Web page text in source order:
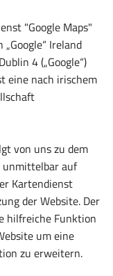
"Google Maps"
Ireland
4 („Google“)
eine nach irischem
von uns zu dem
unmittelbar auf
Kartendienst
der Website. Der
hilfreiche Funktion
um eine
zu erweitern.